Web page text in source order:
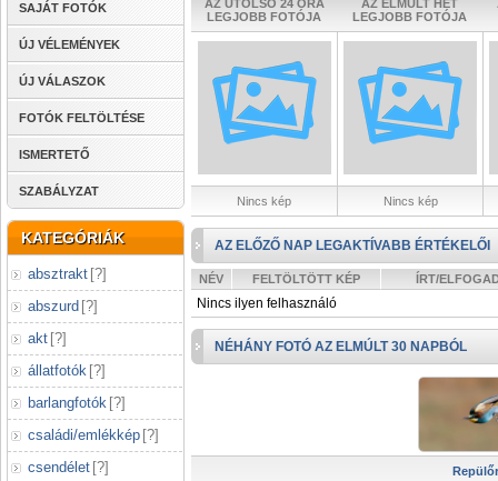
SAJÁT FOTÓK
ÚJ VÉLEMÉNYEK
ÚJ VÁLASZOK
FOTÓK FELTÖLTÉSE
ISMERTETŐ
SZABÁLYZAT
KATEGÓRIÁK
absztrakt [?]
abszurd [?]
akt [?]
állatfotók [?]
barlangfotók [?]
családi/emlékkép [?]
csendélet [?]
AZ UTOLSÓ 24 ÓRA
LEGJOBB FOTÓJA
AZ ELMÚLT HÉT
LEGJOBB FOTÓJA
Nincs kép Nincs kép
AZ ELŐZŐ NAP LEGAKTÍVABB ÉRTÉKELŐI
NÉV FELTÖLTÖTT KÉP ÍRT/
Nincs ilyen felhasználó
NÉHÁNY FOTÓ AZ ELMÚLT 30 NAPBÓL